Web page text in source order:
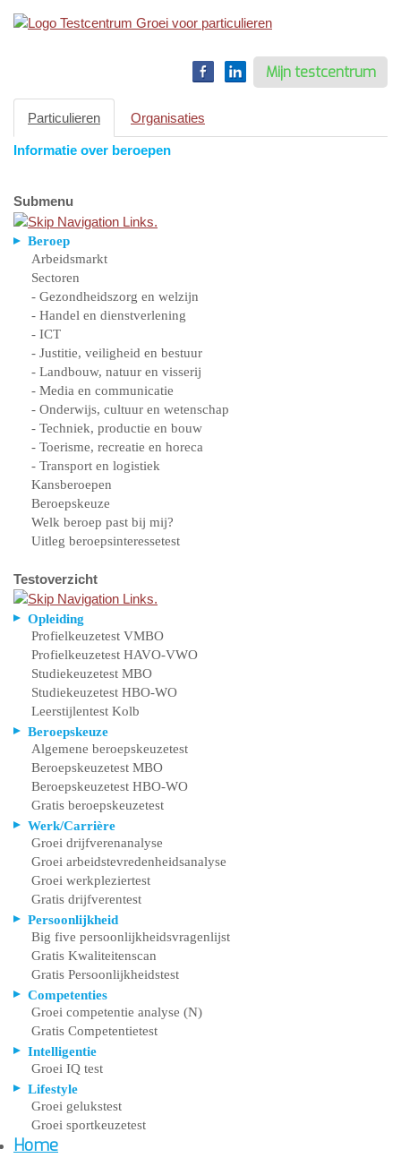
Mijn testcentrum
Particulieren Organisaties
Informatie over beroepen
Submenu
Beroep
Arbeidsmarkt
Sectoren
- Gezondheidszorg en welzijn
- Handel en dienstverlening
- ICT
- Justitie, veiligheid en bestuur
- Landbouw, natuur en visserij
- Media en communicatie
- Onderwijs, cultuur en wetenschap
- Techniek, productie en bouw
- Toerisme, recreatie en horeca
- Transport en logistiek
Kansberoepen
Beroepskeuze
Welk beroep past bij mij?
Uitleg beroepsinteressetest
Testoverzicht
Opleiding
Profielkeuzetest VMBO
Profielkeuzetest HAVO-VWO
Studiekeuzetest MBO
Studiekeuzetest HBO-WO
Leerstijlentest Kolb
Beroepskeuze
Algemene beroepskeuzetest
Beroepskeuzetest MBO
Beroepskeuzetest HBO-WO
Gratis beroepskeuzetest
Werk/Carrière
Groei drijfverenanalyse
Groei arbeidstevredenheidsanalyse
Groei werkpleziertest
Gratis drijfverentest
Persoonlijkheid
Big five persoonlijkheidsvragenlijst
Gratis Kwaliteitenscan
Gratis Persoonlijkheidstest
Competenties
Groei competentie analyse (N)
Gratis Competentietest
Intelligentie
Groei IQ test
Lifestyle
Groei gelukstest
Groei sportkeuzetest
Home